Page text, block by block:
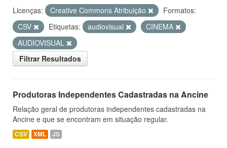
Licenças: Creative Commons Atribuição
Formatos:
CSV
Etiquetas: audiovisual
CINEMA
AUDIOVISUAL
Filtrar Resultados
Produtoras Independentes Cadastradas na Ancine
Relação geral de produtoras independentes cadastradas na
Ancine e que se encontram em situação regular.
CSV XML JS